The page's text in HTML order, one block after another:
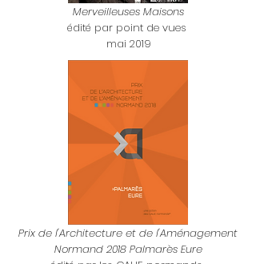
Merveilleuses Maisons
édité par point de vues
mai 2019
Prix de l'Architecture et de l'Aménagement
Normand 2018 Palmarès Eure